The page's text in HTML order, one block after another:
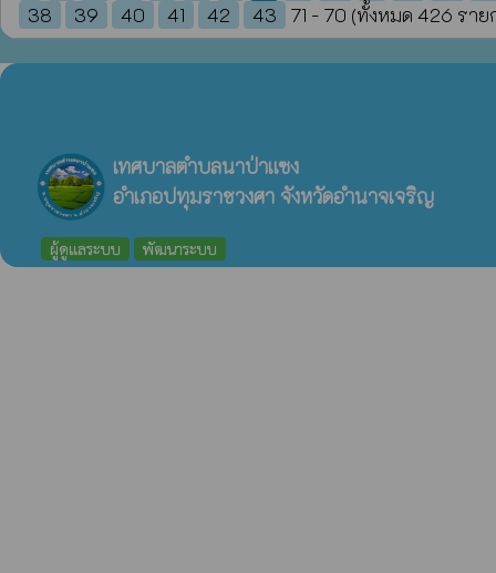
38
39 40 41 42 43 71 - 70 (ทั้งหมด 426 ราย
เทศบาลตำบลนาป่าแซง
อำเภอปทุมราชวงศา จังหวัดอำนาจเจริญ
ผู้ดูแลระบบ พัฒนาระบบ